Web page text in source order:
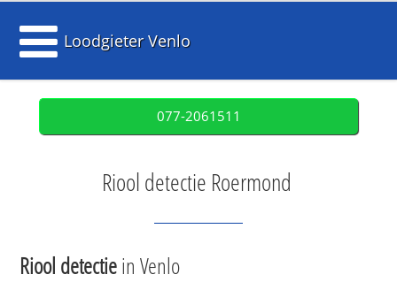
Loodgieter Venlo
077-2061511
Riool detectie Roermond
Riool detectiein Venlo